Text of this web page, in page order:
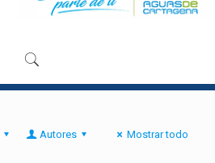
Autores Mostrar todo